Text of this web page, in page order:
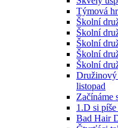
Týmová
Školní
Školní
Školní
Školní
Školní
Družinový
listopad
Začínáme
1.D si
Bad Hair